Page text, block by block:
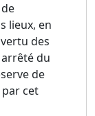
lieux, en
des
du
de
cet